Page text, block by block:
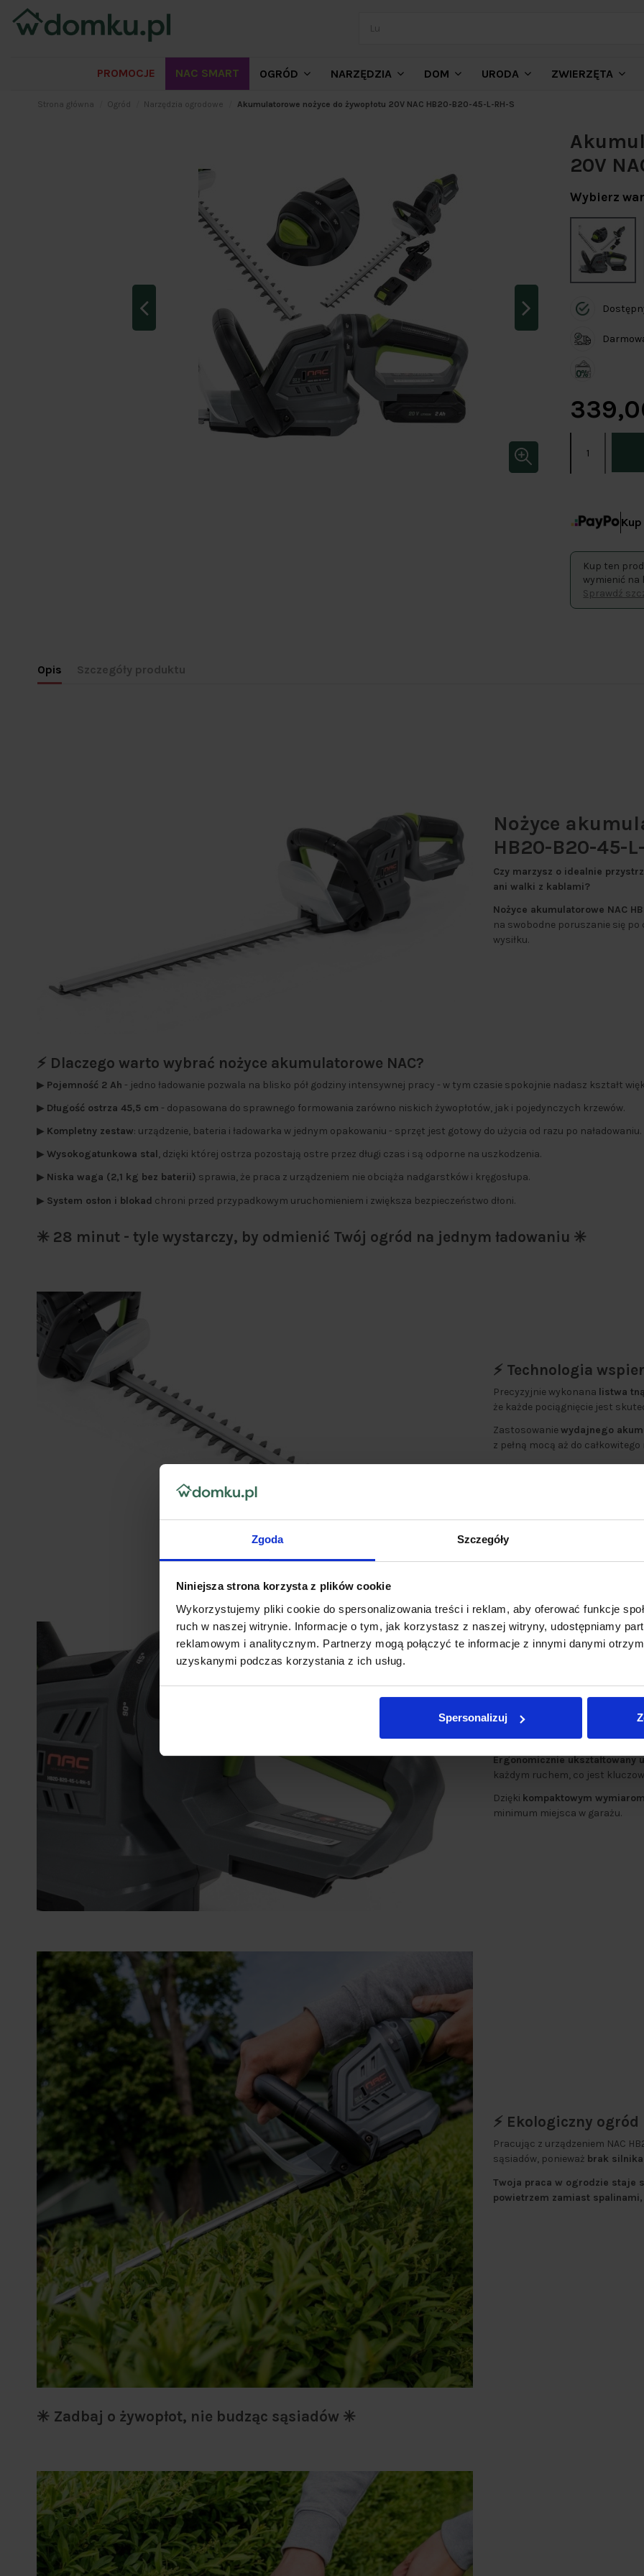
Zgoda Szczegóły
Niniejsza strona korzysta z plików cookie
Wykorzystujemy pliki cookie do spersonalizowania treści i reklam, aby oferować funkcje
ruch w naszej witrynie. Informacje o tym, jak korzystasz z naszej witryny, udostępniamy
reklamowym i analitycznym. Partnerzy mogą połączyć te informacje z innymi danymi
uzyskanymi podczas korzystania z ich usług.
Spersonalizuj
PROMOCJE NAC SMART OGRÓD NARZĘDZIA DOM URODA ZWIERZĘTA
Strona główna Ogród Narzędzia ogrodowe Akumulatorowe nożyce do żywopłotu 20V NAC HB20-B20-45-L-RH-S
20V
Wybierz
Kup ten
wymienić na
Sprawdź
Opis Szczegóły produktu
Nożyce
HB20-B20-45-
Czy marzysz o idealnie
ani walki z kablami?
Nożyce akumulatorowe NAC
na swobodne poruszanie się
wysiłku.
⚡️ Dlaczego warto wybrać nożyce akumulatorowe NAC?
▶ Pojemność 2 Ah - jedno ładowanie pozwala na blisko pół godziny intensywnej pracy - w tym czasie spokojnie nadasz kształt
▶ Długość ostrza 45,5 cm - dopasowana do sprawnego formowania zarówno niskich żywopłotów, jak i pojedynczych krzewów.
▶ Kompletny zestaw: urządzenie, bateria i ładowarka w jednym opakowaniu - sprzęt jest gotowy do użycia od razu po naładowaniu.
▶ Wysokogatunkowa stal, dzięki której ostrza pozostają ostre przez długi czas i są odporne na uszkodzenia.
▶ Niska waga (2,1 kg bez baterii) sprawia, że praca z urządzeniem nie obciąża nadgarstków i kręgosłupa.
▶ System osłon i blokad chroni przed przypadkowym uruchomieniem i zwiększa bezpieczeństwo dłoni.
✳️ 28 minut - tyle wystarczy, by odmienić Twój ogród na jednym ładowaniu ✳️
⚡️ Technologia
Precyzyjnie wykonana listwa
że każde pociągnięcie jest
Zastosowaniewydajnego
z pełną mocą aż do
Solidna konstrukcja chroni
⚡️ Komfort i
Zapomnij o skomplikowanym
przycisk!
Ergonomicznie ukształtowany
każdym ruchem, co jest
Dzięki kompaktowym wymiarom
minimum miejsca w garażu.
⚡️ Ekologiczny ogród
Pracując z urządzeniem NAC
sąsiadów, ponieważ brak
Twoja praca w ogrodzie staje
powietrzem zamiast
✳️ Zadbaj o żywopłot, nie budząc sąsiadów ✳️